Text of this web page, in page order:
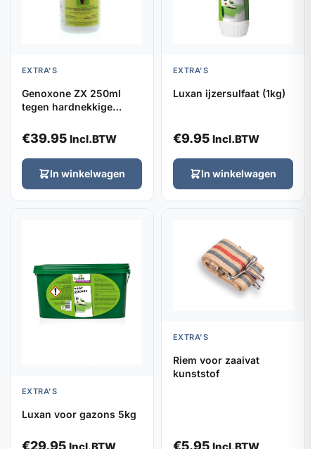
EXTRA'S
Genoxone ZX 250ml
tegen hardnekkige
€39.95 Incl.BTW
In winkelwagen
EXTRA'S
Luxan ijzersulfaat (1kg)
€9.95 Incl.BTW
In winkelwagen
EXTRA'S
Luxan voor gazons 5kg
€29.95
EXTRA'S
Riem voor zaaivat
kunststof
€5.95